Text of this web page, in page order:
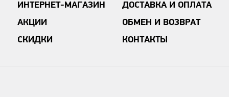
ИНТЕРНЕТ-МАГАЗИН
АКЦИИ
СКИДКИ
ДОСТАВКА И ОПЛАТА
ОБМЕН И ВОЗВРАТ
КОНТАКТЫ